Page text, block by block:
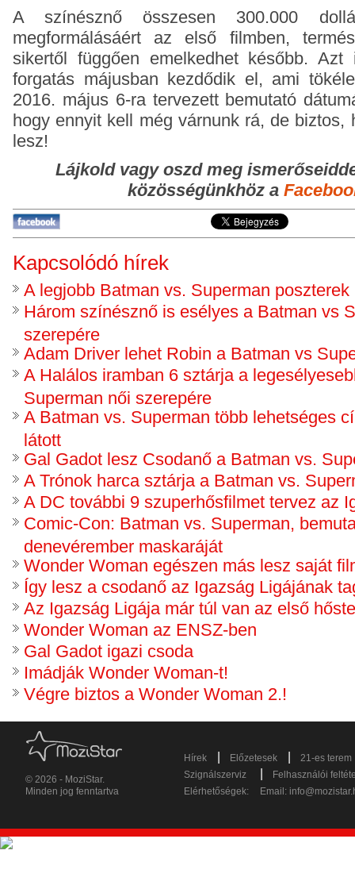
A színésznő összesen 300.000
megformálásáért az első filmben,
sikertől függően emelkedhet később.
forgatás májusban kezdődik el, ami
2016. május 6-ra tervezett bemutató
hogy ennyit kell még várnunk rá, de biztos,
lesz!
Lájkold vagy oszd meg
közösségünkhöz a
Kapcsolódó hírek
A legjobb Batman vs. Superman poszterek
Három színésznő is esélyes a Batman vs
szerepére
Adam Driver lehet Robin a Batman vs
A Halálos iramban 6 sztárja a
Superman női szerepére
A Batman vs. Superman több lehetséges
látott
Gal Gadot lesz Csodanő a Batman vs.
A Trónok harca sztárja a Batman vs.
A DC további 9 szuperhősfilmet tervez az
Comic-Con: Batman vs. Superman,
denevérember maskaráját
Wonder Woman egészen más lesz saját
Így lesz a csodanő az Igazság Ligájának
Az Igazság Ligája már túl van az első
Wonder Woman az ENSZ-ben
Gal Gadot igazi csoda
Imádják Wonder Woman-t!
Végre biztos a Wonder Woman 2.!
© 2026 - MoziStar.
Minden jog fenntartva
Hírek Előzetesek
21-es terem
Szignálszerviz
Felhasználói
Elérhetőségek:
Email: